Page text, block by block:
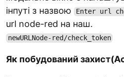
інпуті з назвою
Enter url
url node-red на наш.
newURLNode-red/check_token
Як побудований